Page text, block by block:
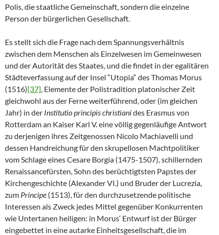
Polis, die staatliche Gemeinschaft, sondern die einzelne
Person der bürgerlichen Gesellschaft.
Es stellt sich die Frage nach dem Spannungsverhältnis
zwischen dem Menschen als Einzelwesen im Gemeinwesen
und der Autorität des Staates, und die findet in der egalitären
Städteverfassung auf der Insel “Utopia“ des Thomas Morus
(1516)[37], Elemente der Polistradition platonischer Zeit
gleichwohl aus der Ferne weiterführend, oder (im gleichen
Jahr) in der Institutio principis christianides Erasmus von
Rotterdam an Kaiser Karl V. eine völlig gegenläufige Antwort
zu derjenigen ihres Zeitgenossen Nicolo Machiavelli und
dessen Handreichung für den skrupellosen Machtpolitiker
vom Schlage eines Cesare Borgia (1475-1507), schillernden
Renaissancefürsten, Sohn des berüchtigtsten Papstes der
Kirchengeschichte (Alexander VI.) und Bruder der Lucrezia,
zum Principe (1513), für den durchzusetzende politische
Interessen als Zweck jedes Mittel gegenüber Konkurrenten
wie Untertanen heiligen: in Morus‘ Entwurf ist der Bürger
eingebettet in eine autarke Einheitsgesellschaft, die im